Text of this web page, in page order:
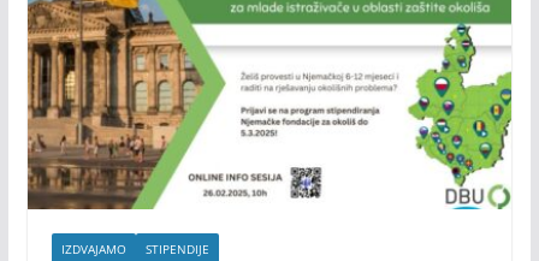
IZDVAJAMO STIPENDIJE